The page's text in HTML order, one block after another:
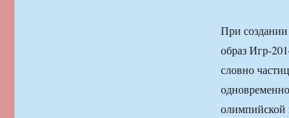
При
образ Игр-
словно
олимпийской